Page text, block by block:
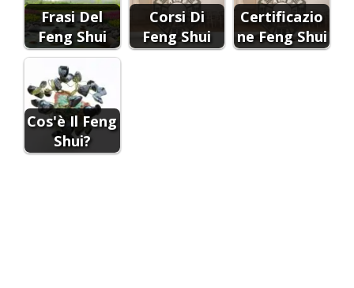
Frasi Del
Feng Shui
Corsi Di
Feng Shui
Certificazio
ne Feng Shui
Cos'è Il Feng
Shui?